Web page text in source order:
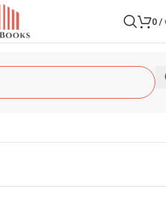
0 /